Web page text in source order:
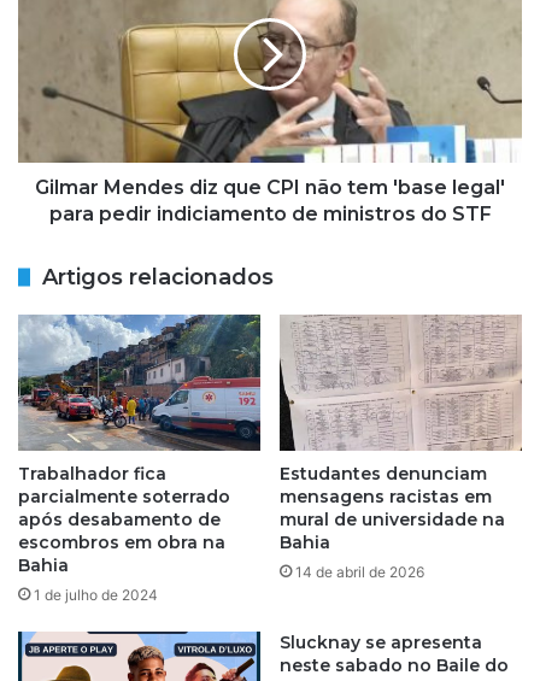
l
n
n
l
s
c
e
l
e
r
a
n
a
s
i
m
e
n
i
z
q
u
e
C
P
I
n
ã
o
t
e
Gilmar Mendes diz que CPI não tem 'base legal'
para pedir indiciamento de ministros do STF
Artigos relacionados
Trabalhador fica
parcialmente soterrado
após desabamento de
escombros em obra na
Bahia
1 de julho de 2024
Estudantes denunciam
mensagens racistas em
mural de universidade na
Bahia
14 de abril de 2026
Slucknay se apresenta
neste sabado no Baile do